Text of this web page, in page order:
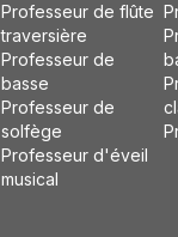
Professeur de flûte
traversière
Professeur de
basse
Professeur de
solfège
Professeur d'éveil
musical